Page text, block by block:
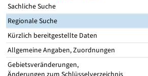
Sachliche Suche
Regionale Suche
Kürzlich bereitgestellte Daten
Allgemeine Angaben, Zuordnungen
Gebietsveränderungen,